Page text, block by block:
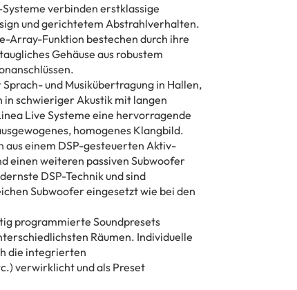
verbinden erstklassige
und gerichtetem Abstrahlverhalten.
Array-Funktion bestechen durch ihre
Gehäuse aus robustem
und Musikübertragung in Hallen,
in schwieriger Akustik mit langen
Live Systeme eine hervorragende
homogenes Klangbild.
aus einem DSP-gesteuerten Aktiv-
einen weiteren passiven Subwoofer
DSP-Technik und sind
Subwoofer eingesetzt wie bei den
programmierte Soundpresets
Räumen. Individuelle
die integrierten
verwirklicht und als Preset